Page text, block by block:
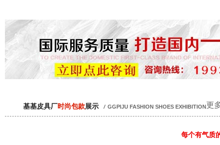
更
基基皮具厂时尚包款展示 / GGPIJU FASHION SHOES EXHIBITION
每个有气质